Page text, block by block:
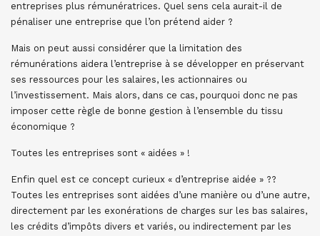
entreprises plus rémunératrices. Quel sens cela aurait-il de
pénaliser une entreprise que l’on prétend aider ?
Mais on peut aussi considérer que la limitation des
rémunérations aidera l’entreprise à se développer en préservant
ses ressources pour les salaires, les actionnaires ou
l’investissement. Mais alors, dans ce cas, pourquoi donc ne pas
imposer cette règle de bonne gestion à l’ensemble du tissu
économique ?
Toutes les entreprises sont « aidées » !
Enfin quel est ce concept curieux « d’entreprise aidée » ??
Toutes les entreprises sont aidées d’une manière ou d’une autre,
directement par les exonérations de charges sur les bas salaires,
les crédits d’impôts divers et variés, ou indirectement par les